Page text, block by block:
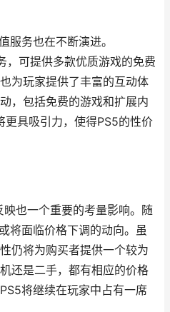
服务也在不断演进。
可提供多款优质游戏的免费
为玩家提供了丰富的互动体
，包括免费的游戏和扩展内
具吸引力，使得PS5的性价
也一个重要的考量影响。随
将面临价格下调的动向。虽
仍将为购买者提供一个较为
还是二手，都有相应的价格
将继续在玩家中占有一席